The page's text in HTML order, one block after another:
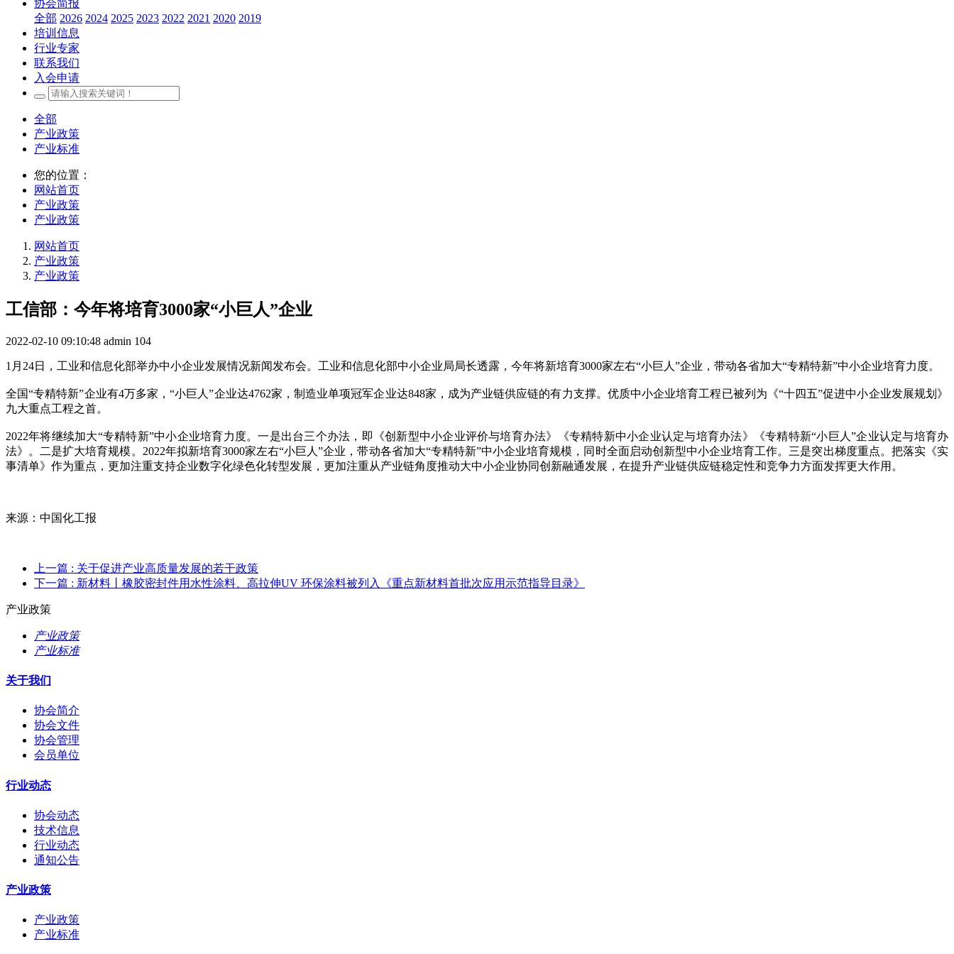
协会简报
全部 2026 2024 2025 2023 2022 2021 2020 2019
培训信息
行业专家
联系我们
入会申请
全部
产业政策
产业标准
您的位置：
网站首页
产业政策
产业政策
网站首页
产业政策
产业政策
工信部：今年将培育3000家“小巨人”企业
2022-02-10 09:10:48 admin 104
1月24日，工业和信息化部举办中小企业发展情况新闻发布会。工业和信息化部中小企业局局长透露，今年将新培育3000家左右“小巨人”企业，带动各省加大“专精特新”中小企业培育力度。
全国“专精特新”企业有4万多家，“小巨人”企业达4762家，制造业单项冠军企业达848家，成为产业链供应链的有力支撑。优质中小企业培育工程已被列为《“十四五”促进中小企业发展规划》
九大重点工程之首。
2022年将继续加大“专精特新”中小企业培育力度。一是出台三个办法，即《创新型中小企业评价与培育办法》《专精特新中小企业认定与培育办法》《专精特新“小巨人”企业认定与培育办
法》。二是扩大培育规模。2022年拟新培育3000家左右“小巨人”企业，带动各省加大“专精特新”中小企业培育规模，同时全面启动创新型中小企业培育工作。三是突出梯度重点。把落实《实
事清单》作为重点，更加注重支持企业数字化绿色化转型发展，更加注重从产业链角度推动大中小企业协同创新融通发展，在提升产业链供应链稳定性和竞争力方面发挥更大作用。
来源：中国化工报
上一篇 : 关于促进产业高质量发展的若干政策
下一篇 : 新材料丨橡胶密封件用水性涂料、高拉伸UV 环保涂料被列入《重点新材料首批次应用示范指导目录》
产业政策
产业政策
产业标准
关于我们
协会简介
协会文件
协会管理
会员单位
行业动态
协会动态
技术信息
行业动态
通知公告
产业政策
产业政策
产业标准